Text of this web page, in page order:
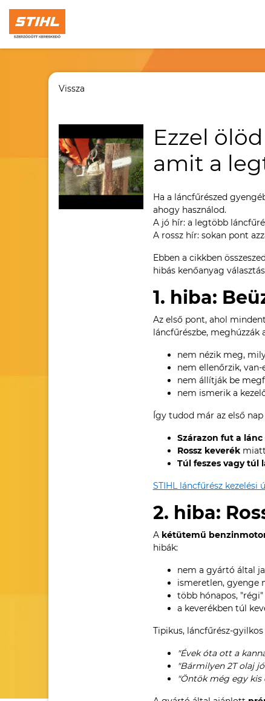
Vissza
Ezzel
amit a
Ha a láncfűrészed
ahogy használod.
A jó hír: a legtöbb
A rossz hír: sokan pont
Ebben a cikkben
hibás kenőanyag
1. hiba:
Az első pont, ahol
láncfűrészbe,
nem nézik meg,
nem ellenőrzik, van-
nem állítják be
nem ismerik a
Így tudod már az első
Szárazon fut a lánc
Rossz keverékmiatt
Túl feszes vagy túl
STIHL láncfűrész
2. hiba:
A kétütemű
hibák:
nem a gyártó által
ismeretlen, gyenge
több hónapos,
a keverékben túl
Tipikus, láncfűrész-
"Évek óta ott a
"Bármilyen 2T olaj jó
"Öntök még egy kis